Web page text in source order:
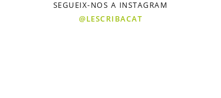
SEGUEIX-NOS A INSTAGRAM
@LESCRIBACAT